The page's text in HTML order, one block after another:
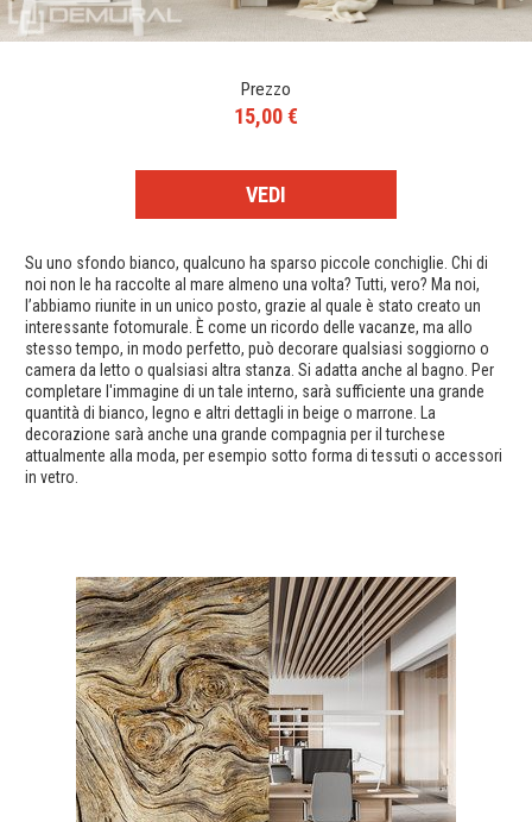
Prezzo
15,00 €
VEDI
Su uno sfondo bianco, qualcuno ha sparso piccole conchiglie. Chi di
noi non le ha raccolte al mare almeno una volta? Tutti, vero? Ma noi,
l’abbiamo riunite in un unico posto, grazie al quale è stato creato un
interessante fotomurale. È come un ricordo delle vacanze, ma allo
stesso tempo, in modo perfetto, può decorare qualsiasi soggiorno o
camera da letto o qualsiasi altra stanza. Si adatta anche al bagno. Per
completare l'immagine di un tale interno, sarà sufficiente una grande
quantità di bianco, legno e altri dettagli in beige o marrone. La
decorazione sarà anche una grande compagnia per il turchese
attualmente alla moda, per esempio sotto forma di tessuti o accessori
in vetro.